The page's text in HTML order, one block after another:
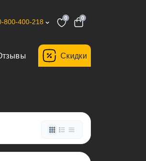
800-400-218
0 0
Cкидки